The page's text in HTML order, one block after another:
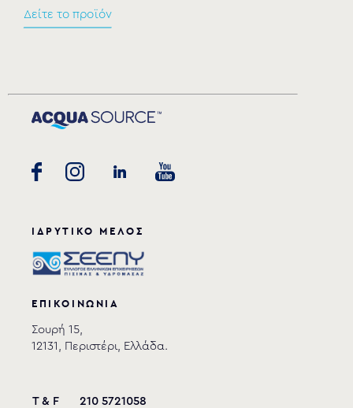
Δείτε το προϊόν
ΙΔΡΥΤΙΚΟ ΜΕΛΟΣ
ΕΠΙΚΟΙΝΩΝΙΑ
Σουρή 15,
12131, Περιστέρι, Ελλάδα.
T & F
210 5721058